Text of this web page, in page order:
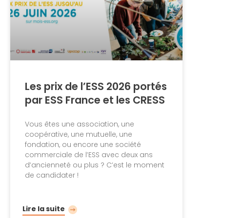
Les prix de l’ESS 2026 portés
par ESS France et les CRESS
Vous êtes une association, une
coopérative, une mutuelle, une
fondation, ou encore une société
commerciale de l’ESS avec deux ans
d’ancienneté ou plus ? C’est le moment
de candidater !
Lire la suite